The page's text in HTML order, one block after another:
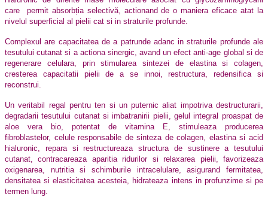
care
permit absorbția selectivă, actionand de o maniera eficace atat la
nivelul superficial al pielii cat si in straturile profunde.
Complexul are capacitatea de a patrunde adanc in straturile profunde ale
tesutului cutanat si a actiona sinergic, avand un efect anti-age global si de
regenerare celulara, prin stimularea sintezei de elastina si colagen,
cresterea capacitatii pielii de a se innoi, restructura, redensifica si
reconstrui.
Un veritabil regal pentru ten si un puternic aliat impotriva destructurarii,
degradarii tesutului cutanat si imbatranirii pielii, gelul integral proaspat de
aloe vera bio, potentat de vitamina E, stimuleaza producerea
fibroblastelor, celule responsabile de sinteza de colagen, elastina si acid
hialuronic, repara si restructureaza structura de sustinere a tesutului
cutanat, contracareaza aparitia ridurilor si relaxarea pielii, favorizeaza
oxigenarea, nutritia si schimburile intracelulare, asigurand fermitatea,
densitatea si elasticitatea acesteia, hidrateaza intens in profunzime si pe
termen lung.